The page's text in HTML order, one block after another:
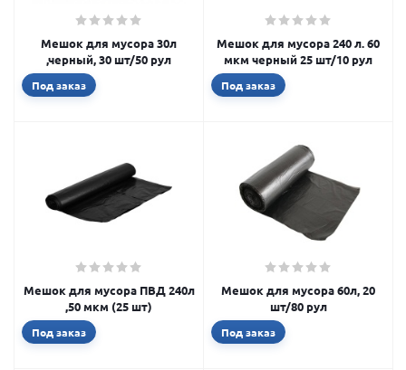
Мешок для мусора 30л
,черный, 30 шт/50 рул
Под заказ
Мешок для мусора 240 л. 60
мкм черный 25 шт/10 рул
Под заказ
Мешок для мусора ПВД 240л
,50 мкм (25 шт)
Под заказ
Мешок для мусора 60л, 20
шт/80 рул
Под заказ